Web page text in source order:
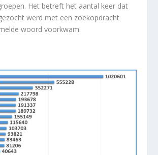
Het betreft het aantal keer dat
werd met een zoekopdracht
woord voorkwam.